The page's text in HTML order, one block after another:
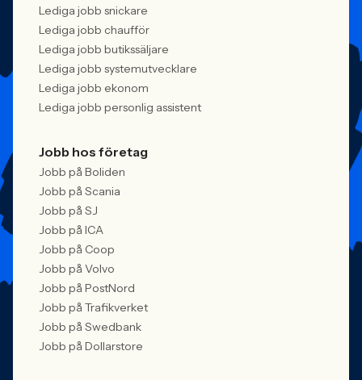
Lediga jobb snickare
Lediga jobb chaufför
Lediga jobb butikssäljare
Lediga jobb systemutvecklare
Lediga jobb ekonom
Lediga jobb personlig assistent
Jobb hos företag
Jobb på Boliden
Jobb på Scania
Jobb på SJ
Jobb på ICA
Jobb på Coop
Jobb på Volvo
Jobb på PostNord
Jobb på Trafikverket
Jobb på Swedbank
Jobb på Dollarstore